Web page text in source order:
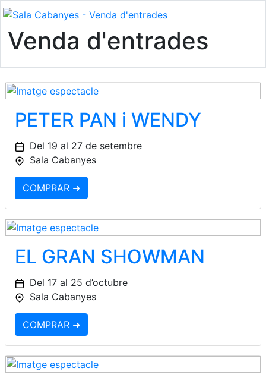
Venda d'entrades
PETER PAN i WENDY
Del 19 al 27 de setembre
Sala Cabanyes
COMPRAR ➜
EL GRAN SHOWMAN
Del 17 al 25 d’octubre
Sala Cabanyes
COMPRAR ➜